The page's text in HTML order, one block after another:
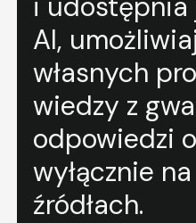
AI,
własnych
wiedzy z
odpowiedzi
wyłącznie
źródłach.